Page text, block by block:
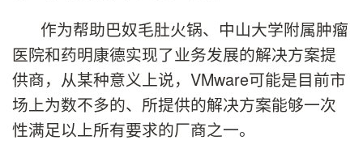
作为帮助巴奴毛肚火锅、中山大学附属肿瘤
医院和药明康德实现了业务发展的解决方案提
供商，从某种意义上说，VMware可能是目前市
场上为数不多的、所提供的解决方案能够一次
性满足以上所有要求的厂商之一。